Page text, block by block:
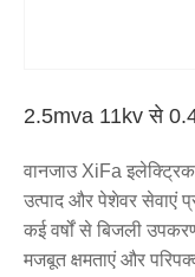
2.5mva 11kv से
वानजाउ XiFa इलेक्ट्रिक
उत्पाद और पेशेवर सेवाएं
कई वर्षों से बिजली
मजबूत क्षमताएं और